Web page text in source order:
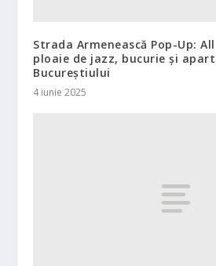
Strada Armenească Pop-Up:
ploaie de jazz, bucurie și
Bucureștiului
4 iunie 2025